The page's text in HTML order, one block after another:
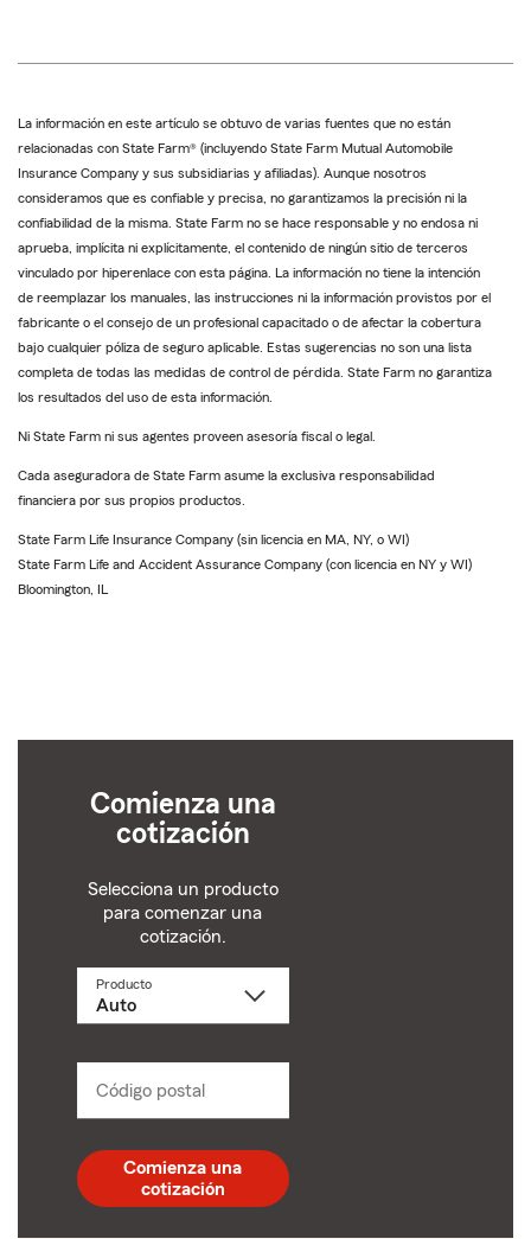
La información en este artículo se obtuvo de varias fuentes que no están
relacionadas con State Farm® (incluyendo State Farm Mutual Automobile
Insurance Company y sus subsidiarias y afiliadas). Aunque nosotros
consideramos que es confiable y precisa, no garantizamos la precisión ni la
confiabilidad de la misma. State Farm no se hace responsable y no endosa ni
aprueba, implícita ni explícitamente, el contenido de ningún sitio de terceros
vinculado por hiperenlace con esta página. La información no tiene la intención
de reemplazar los manuales, las instrucciones ni la información provistos por el
fabricante o el consejo de un profesional capacitado o de afectar la cobertura
bajo cualquier póliza de seguro aplicable. Estas sugerencias no son una lista
completa de todas las medidas de control de pérdida. State Farm no garantiza
los resultados del uso de esta información.
Ni State Farm ni sus agentes proveen asesoría fiscal o legal.
Cada aseguradora de State Farm asume la exclusiva responsabilidad
financiera por sus propios productos.
State Farm Life Insurance Company (sin licencia en MA, NY, o WI)
State Farm Life and Accident Assurance Company (con licencia en NY y WI)
Bloomington, IL
Comienza una
cotización
Selecciona un producto
para comenzar una
cotización.
ProductoSelecciona
Código postal
postal
de
5
Comienza una
cotización